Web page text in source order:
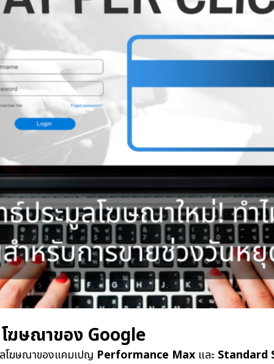
ฆษณาของ Google
โฆษณาของแคมเปญ Performance Max และ Standard